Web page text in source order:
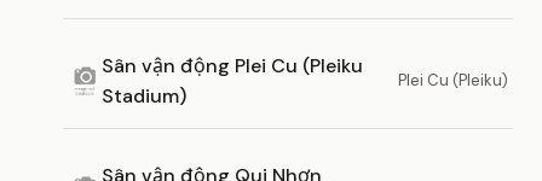
Sân vận động Plei Cu (Pleiku
Stadium)
Plei Cu (Pleiku)
Sân vận động Qui Nhơn